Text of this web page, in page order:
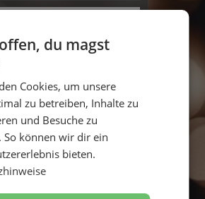
bis
du magst
Cookies, um unsere
zu betreiben, Inhalte zu
und Besuche zu
So können wir dir ein
bieten.